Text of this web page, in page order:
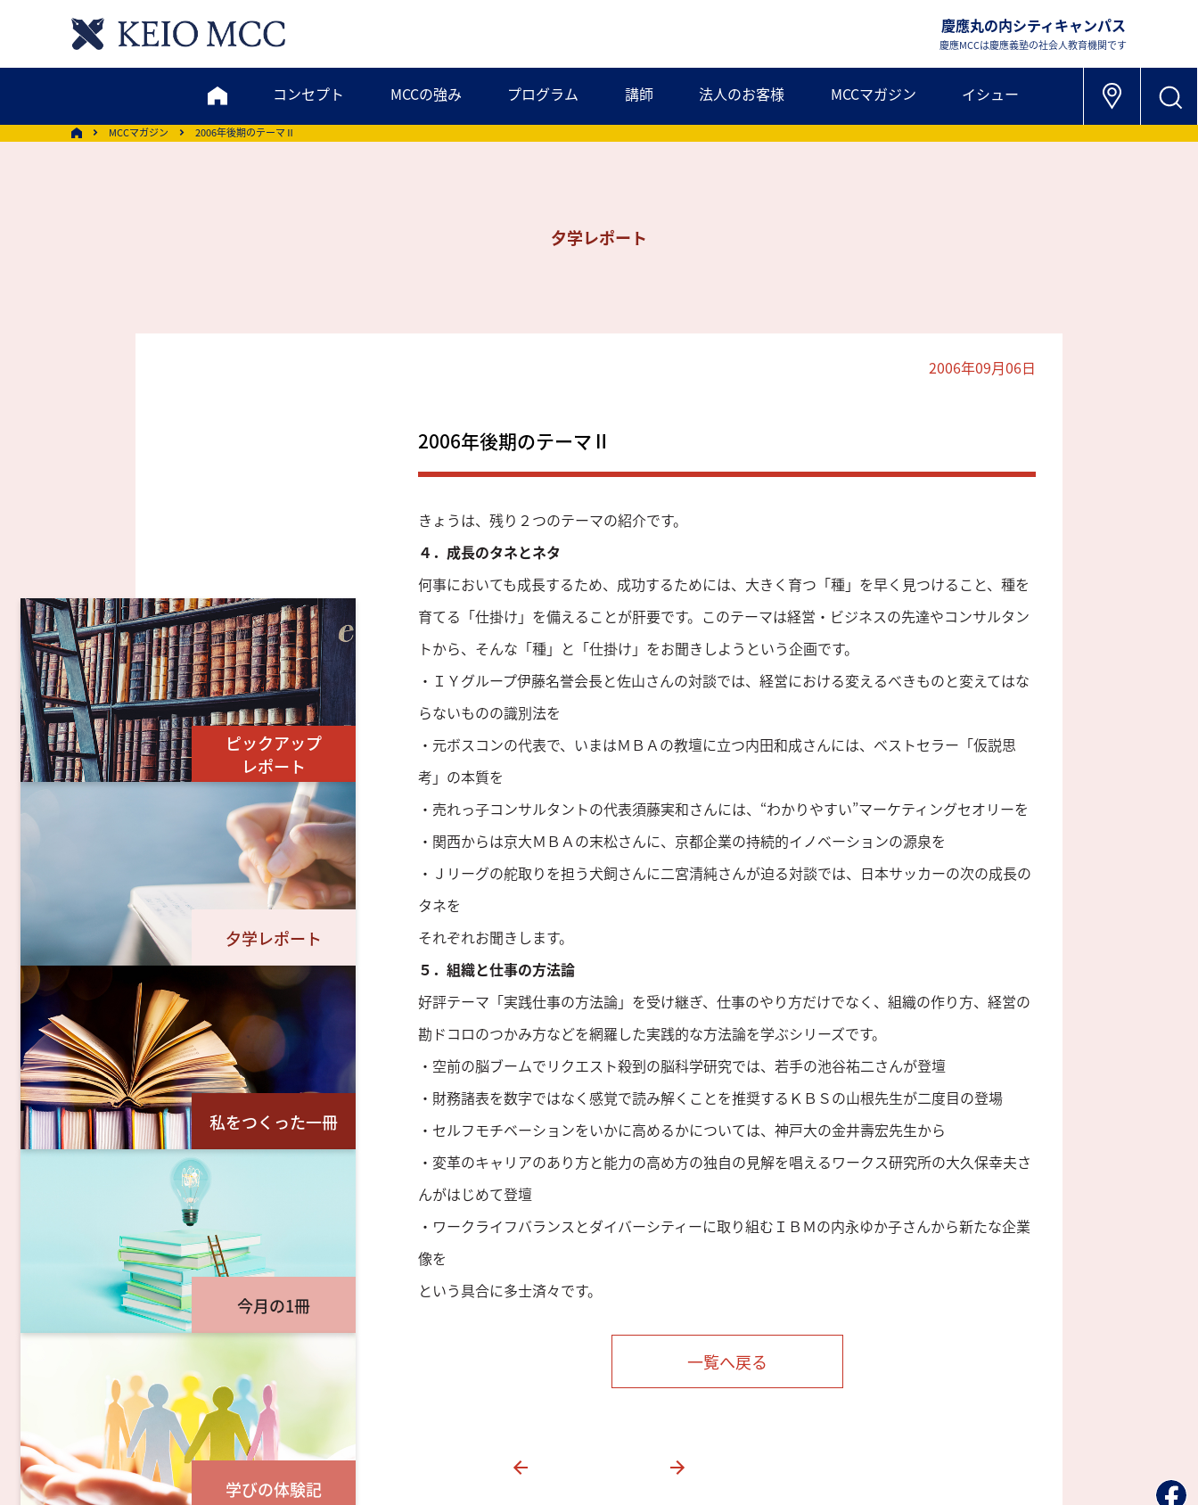
慶應丸の内シティキャンパス
慶應MCCは慶應義塾の社会人教育機関です
コンセプト MCCの強み プログラム 講師 法人のお客様 MCCマガジン イシュー
MCCマガジン 2006年後期のテーマⅡ
夕学レポート
2006年09月06日
2006年後期のテーマⅡ
きょうは、残り２つのテーマの紹介です。
４．成長のタネとネタ
何事においても成長するため、成功するためには、大きく育つ「種」を早く見つけること、種を
育てる「仕掛け」を備えることが肝要です。このテーマは経営・ビジネスの先達やコンサルタン
トから、そんな「種」と「仕掛け」をお聞きしようという企画です。
・ＩＹグループ伊藤名誉会長と佐山さんの対談では、経営における変えるべきものと変えてはな
らないものの識別法を
・元ボスコンの代表で、いまはＭＢＡの教壇に立つ内田和成さんには、ベストセラー「仮説思
考」の本質を
・売れっ子コンサルタントの代表須藤実和さんには、“わかりやすい”マーケティングセオリーを
・関西からは京大ＭＢＡの末松さんに、京都企業の持続的イノベーションの源泉を
・Ｊリーグの舵取りを担う犬飼さんに二宮清純さんが迫る対談では、日本サッカーの次の成長の
タネを
それぞれお聞きします。
５．組織と仕事の方法論
好評テーマ「実践仕事の方法論」を受け継ぎ、仕事のやり方だけでなく、組織の作り方、経営の
勘ドコロのつかみ方などを網羅した実践的な方法論を学ぶシリーズです。
・空前の脳ブームでリクエスト殺到の脳科学研究では、若手の池谷祐二さんが登壇
・財務諸表を数字ではなく感覚で読み解くことを推奨するＫＢＳの山根先生が二度目の登場
・セルフモチベーションをいかに高めるかについては、神戸大の金井壽宏先生から
・変革のキャリアのあり方と能力の高め方の独自の見解を唱えるワークス研究所の大久保幸夫さ
んがはじめて登壇
・ワークライフバランスとダイバーシティーに取り組むＩＢＭの内永ゆか子さんから新たな企業
像を
という具合に多士済々です。
一覧へ戻る
ピックアップ
レポート
夕学レポート
私をつくった一冊
今月の1冊
学びの体験記